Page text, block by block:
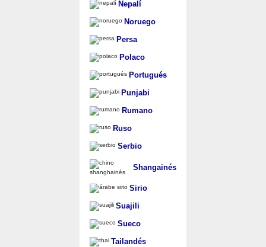
Nepalí
Noruego
Persa
Polaco
Portugués
Punjabi
Rumano
Ruso
Serbio
Shangainés
Sirio
Suajili
Sueco
Tailandés